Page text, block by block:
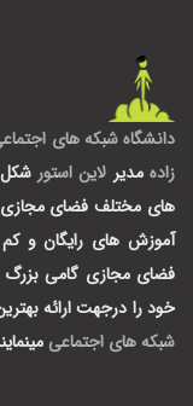
دانشگاه شبکه های
زاده مدیر لاین استور شکل
های مختلف فضای مجازی و
آموزش های رایگان و کم
فضای مجازی گامی بزرگ
خود را درجهت ارائه
شبکه های اجتماعی